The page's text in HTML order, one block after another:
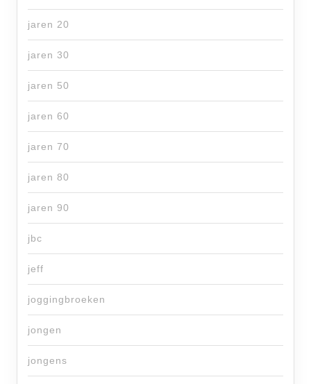
jaren 20
jaren 30
jaren 50
jaren 60
jaren 70
jaren 80
jaren 90
jbc
jeff
joggingbroeken
jongen
jongens